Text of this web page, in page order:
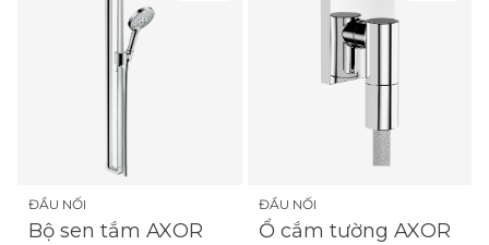
ĐẦU NỐI
Bộ sen tắm AXOR
ĐẦU NỐI
Ổ cắm tường AXOR